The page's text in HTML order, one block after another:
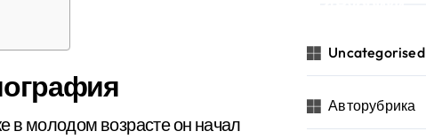
в молодом возрасте он начал
Uncategorised
Авторубрика